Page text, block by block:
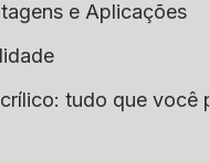
e Aplicações
tudo que você